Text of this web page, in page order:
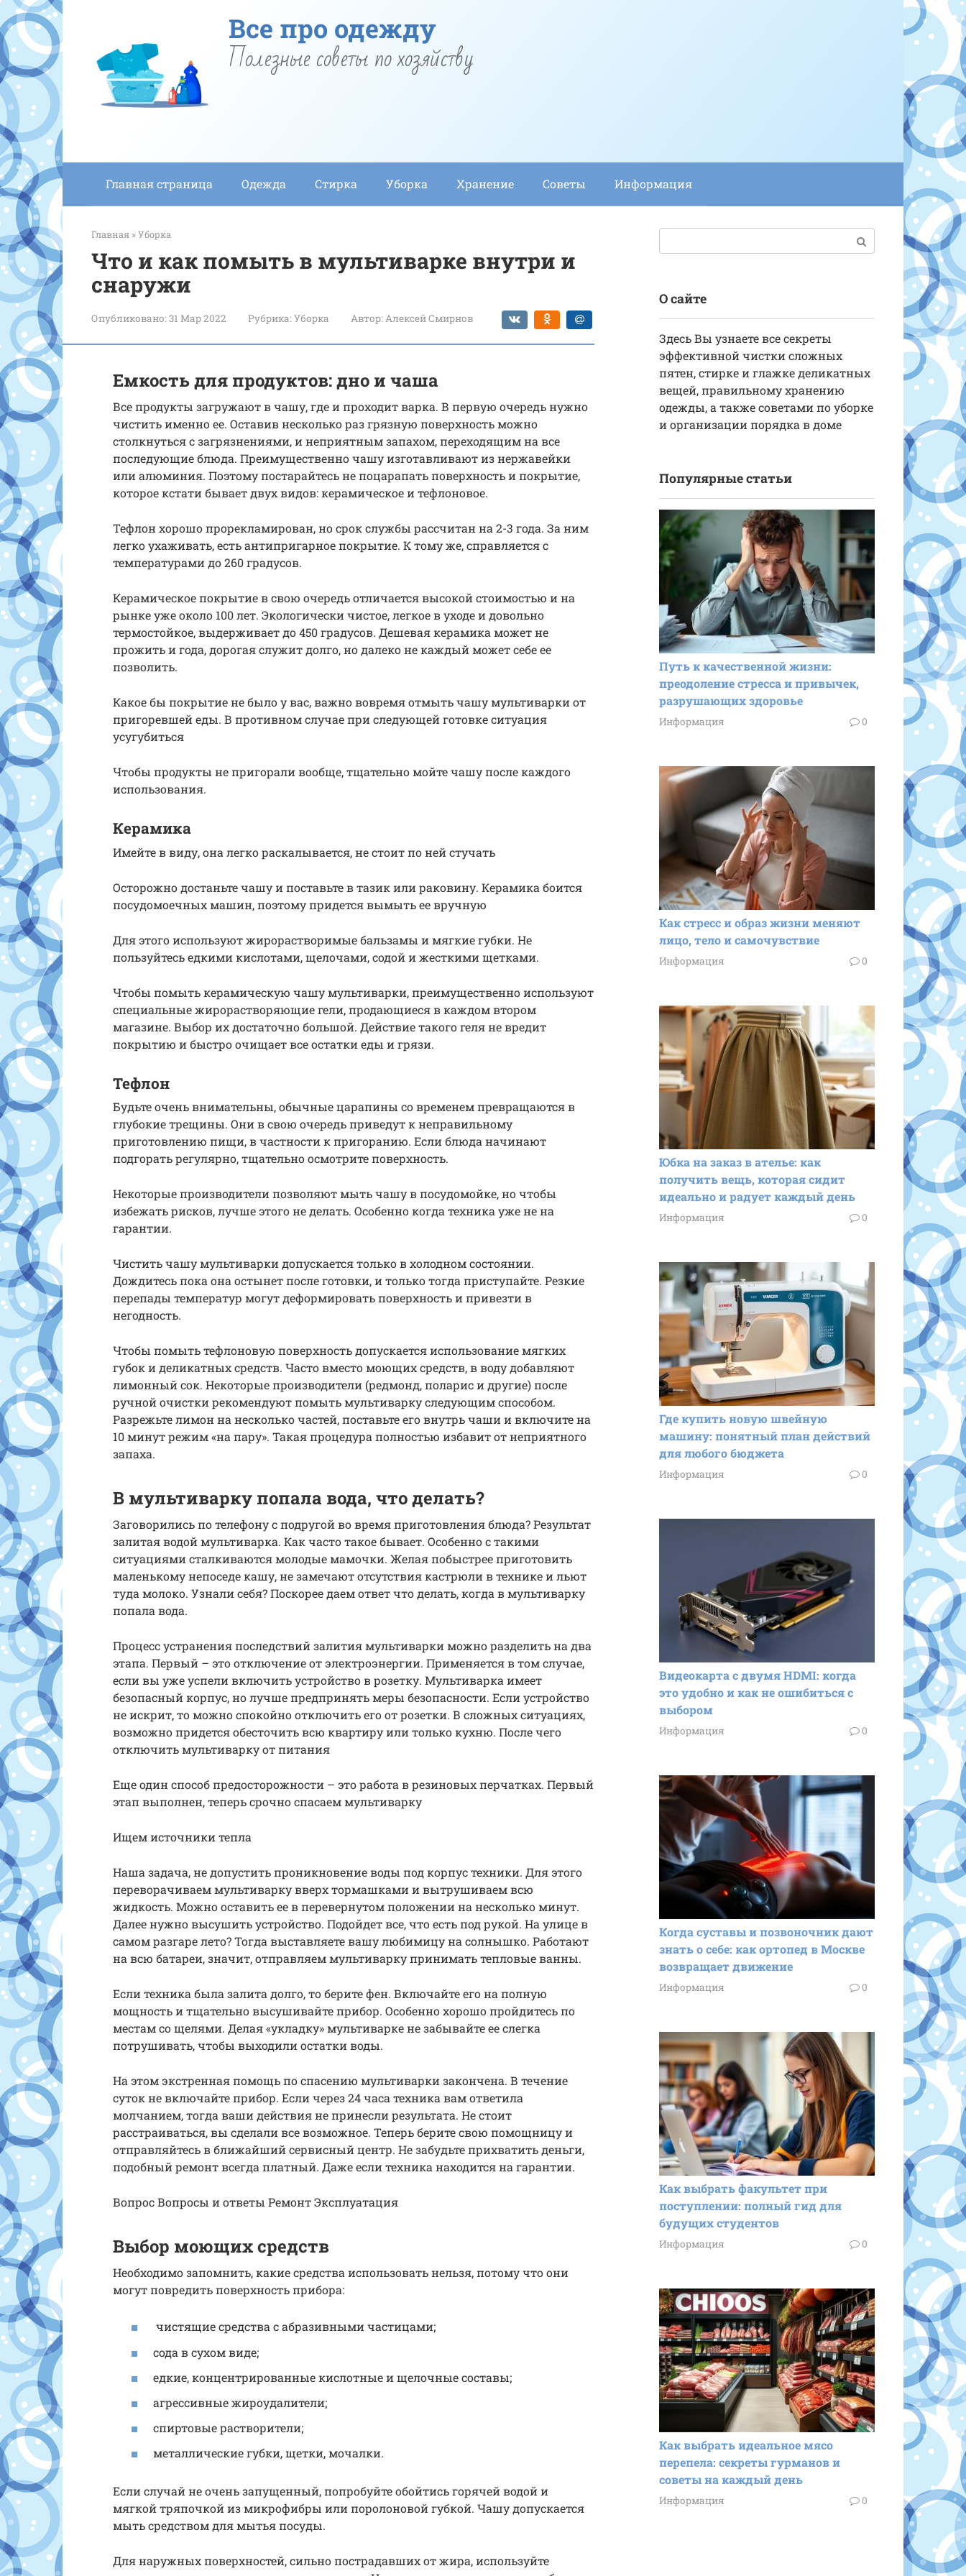
Перейти
к
контенту
Все про одежду
Полезные советы по хозяйству
Главная страница Одежда Стирка Уборка Хранение Советы Информация
Главная »Уборка
Что и как помыть в мультиварке внутри и
снаружи
Опубликовано:31 Мар 2022 Рубрика:Уборка Автор:Алексей Смирнов
Емкость для продуктов: дно и чаша
Все продукты загружают в чашу, где и проходит варка. В первую очередь нужно
чистить именно ее. Оставив несколько раз грязную поверхность можно
столкнуться с загрязнениями, и неприятным запахом, переходящим на все
последующие блюда. Преимущественно чашу изготавливают из нержавейки
или алюминия. Поэтому постарайтесь не поцарапать поверхность и покрытие,
которое кстати бывает двух видов: керамическое и тефлоновое.
Тефлон хорошо прорекламирован, но срок службы рассчитан на 2-3 года. За ним
легко ухаживать, есть антипригарное покрытие. К тому же, справляется с
температурами до 260 градусов.
Керамическое покрытие в свою очередь отличается высокой стоимостью и на
рынке уже около 100 лет. Экологически чистое, легкое в уходе и довольно
термостойкое, выдерживает до 450 градусов. Дешевая керамика может не
прожить и года, дорогая служит долго, но далеко не каждый может себе ее
позволить.
Какое бы покрытие не было у вас, важно вовремя отмыть чашу мультиварки от
пригоревшей еды. В противном случае при следующей готовке ситуация
усугубиться
Чтобы продукты не пригорали вообще, тщательно мойте чашу после каждого
использования.
Керамика
Имейте в виду, она легко раскалывается, не стоит по ней стучать
Осторожно достаньте чашу и поставьте в тазик или раковину. Керамика боится
посудомоечных машин, поэтому придется вымыть ее вручную
Для этого используют жирорастворимые бальзамы и мягкие губки. Не
пользуйтесь едкими кислотами, щелочами, содой и жесткими щетками.
Чтобы помыть керамическую чашу мультиварки, преимущественно используют
специальные жирорастворяющие гели, продающиеся в каждом втором
магазине. Выбор их достаточно большой. Действие такого геля не вредит
покрытию и быстро очищает все остатки еды и грязи.
Тефлон
Будьте очень внимательны, обычные царапины со временем превращаются в
глубокие трещины. Они в свою очередь приведут к неправильному
приготовлению пищи, в частности к пригоранию. Если блюда начинают
подгорать регулярно, тщательно осмотрите поверхность.
Некоторые производители позволяют мыть чашу в посудомойке, но чтобы
избежать рисков, лучше этого не делать. Особенно когда техника уже не на
гарантии.
Чистить чашу мультиварки допускается только в холодном состоянии.
Дождитесь пока она остынет после готовки, и только тогда приступайте. Резкие
перепады температур могут деформировать поверхность и привезти в
негодность.
Чтобы помыть тефлоновую поверхность допускается использование мягких
губок и деликатных средств. Часто вместо моющих средств, в воду добавляют
лимонный сок. Некоторые производители (редмонд, поларис и другие) после
ручной очистки рекомендуют помыть мультиварку следующим способом.
Разрежьте лимон на несколько частей, поставьте его внутрь чаши и включите на
10 минут режим «на пару». Такая процедура полностью избавит от неприятного
запаха.
В мультиварку попала вода, что делать?
Заговорились по телефону с подругой во время приготовления блюда? Результат
залитая водой мультиварка. Как часто такое бывает. Особенно с такими
ситуациями сталкиваются молодые мамочки. Желая побыстрее приготовить
маленькому непоседе кашу, не замечают отсутствия кастрюли в технике и льют
туда молоко. Узнали себя? Поскорее даем ответ что делать, когда в мультиварку
попала вода.
Процесс устранения последствий залития мультиварки можно разделить на два
этапа. Первый – это отключение от электроэнергии. Применяется в том случае,
если вы уже успели включить устройство в розетку. Мультиварка имеет
безопасный корпус, но лучше предпринять меры безопасности. Если устройство
не искрит, то можно спокойно отключить его от розетки. В сложных ситуациях,
возможно придется обесточить всю квартиру или только кухню. После чего
отключить мультиварку от питания
Еще один способ предосторожности – это работа в резиновых перчатках. Первый
этап выполнен, теперь срочно спасаем мультиварку
Ищем источники тепла
Наша задача, не допустить проникновение воды под корпус техники. Для этого
переворачиваем мультиварку вверх тормашками и вытрушиваем всю
жидкость. Можно оставить ее в перевернутом положении на несколько минут.
Далее нужно высушить устройство. Подойдет все, что есть под рукой. На улице в
самом разгаре лето? Тогда выставляете вашу любимицу на солнышко. Работают
на всю батареи, значит, отправляем мультиварку принимать тепловые ванны.
Если техника была залита долго, то берите фен. Включайте его на полную
мощность и тщательно высушивайте прибор. Особенно хорошо пройдитесь по
местам со щелями. Делая «укладку» мультиварке не забывайте ее слегка
потрушивать, чтобы выходили остатки воды.
На этом экстренная помощь по спасению мультиварки закончена. В течение
суток не включайте прибор. Если через 24 часа техника вам ответила
молчанием, тогда ваши действия не принесли результата. Не стоит
расстраиваться, вы сделали все возможное. Теперь берите свою помощницу и
отправляйтесь в ближайший сервисный центр. Не забудьте прихватить деньги,
подобный ремонт всегда платный. Даже если техника находится на гарантии.
Вопрос​ Вопросы и ответы​ Ремонт​ Эксплуатация​
Выбор моющих средств
Необходимо запомнить, какие средства использовать нельзя, потому что они
могут повредить поверхность прибора:
чистящие средства с абразивными частицами;
сода в сухом виде;
едкие, концентрированные кислотные и щелочные составы;
агрессивные жироудалители;
спиртовые растворители;
металлические губки, щетки, мочалки.
Если случай не очень запущенный, попробуйте обойтись горячей водой и
мягкой тряпочкой из микрофибры или поролоновой губкой. Чашу допускается
мыть средством для мытья посуды.
Для наружных поверхностей, сильно пострадавших от жира, используйте
О сайте
Здесь Вы узнаете все секреты
эффективной чистки сложных
пятен, стирке и глажке деликатных
вещей, правильному хранению
одежды, а также советами по уборке
и организации порядка в доме
Популярные статьи
Путь к качественной жизни:
преодоление стресса и привычек,
разрушающих здоровье
Информация 0
Как стресс и образ жизни меняют
лицо, тело и самочувствие
Информация 0
Юбка на заказ в ателье: как
получить вещь, которая сидит
идеально и радует каждый день
Информация 0
Где купить новую швейную
машину: понятный план действий
для любого бюджета
Информация 0
Видеокарта с двумя HDMI: когда
это удобно и как не ошибиться с
выбором
Информация 0
Когда суставы и позвоночник дают
знать о себе: как ортопед в Москве
возвращает движение
Информация 0
Как выбрать факультет при
поступлении: полный гид для
будущих студентов
Информация 0
Как выбрать идеальное мясо
перепела: секреты гурманов и
советы на каждый день
Информация 0